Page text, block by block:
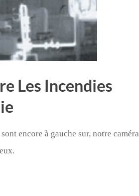
Les Incendies
encore à gauche sur, notre caméra